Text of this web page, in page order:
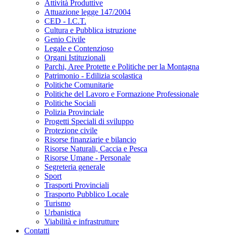
Attività Produttive
Attuazione legge 147/2004
CED - I.C.T.
Cultura e Pubblica istruzione
Genio Civile
Legale e Contenzioso
Organi Istituzionali
Parchi, Aree Protette e Politiche per la Montagna
Patrimonio - Edilizia scolastica
Politiche Comunitarie
Politiche del Lavoro e Formazione Professionale
Politiche Sociali
Polizia Provinciale
Progetti Speciali di sviluppo
Protezione civile
Risorse finanziarie e bilancio
Risorse Naturali, Caccia e Pesca
Risorse Umane - Personale
Segreteria generale
Sport
Trasporti Provinciali
Trasporto Pubblico Locale
Turismo
Urbanistica
Viabilità e infrastrutture
Contatti